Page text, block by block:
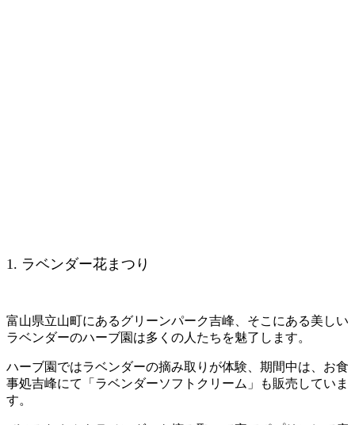
1. ラベンダー花まつり
富山県立山町にあるグリーンパーク吉峰、そこにある美しい
ラベンダーのハーブ園は多くの人たちを魅了します。
ハーブ園ではラベンダーの摘み取りが体験、期間中は、お食
事処吉峰にて「ラベンダーソフトクリーム」も販売していま
す。